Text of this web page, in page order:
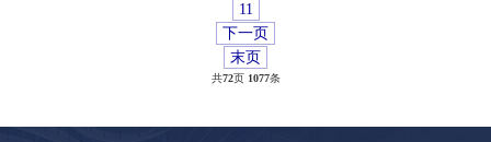
11
下一页
末页
共72页 1077条